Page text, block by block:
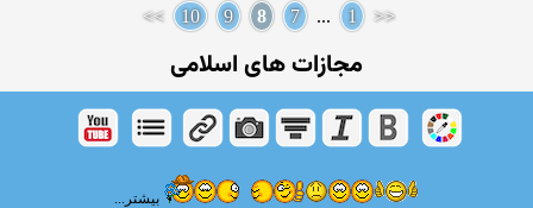
<<
1
...
7
8
9
10
>>
مجازات های اسلامی
بیشتر...